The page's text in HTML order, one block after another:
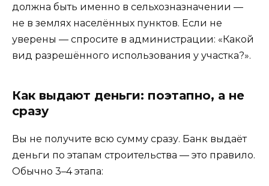
должна быть именно в сельхозназначении —
не в землях населённых пунктов. Если не
уверены — спросите в администрации: «Какой
вид разрешённого использования у участка?».
Как выдают деньги: поэтапно, а не
сразу
Вы не получите всю сумму сразу. Банк выдаёт
деньги по этапам строительства — это правило.
Обычно 3–4 этапа: